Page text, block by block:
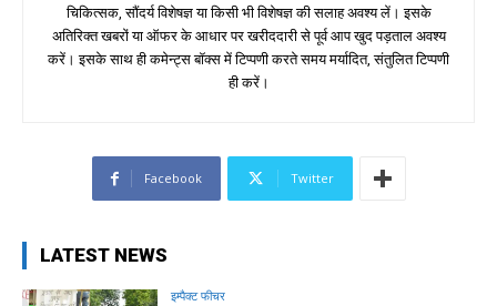
चिकित्सक, सौंदर्य विशेषज्ञ या किसी भी विशेषज्ञ की सलाह अवश्य लें। इसके
अतिरिक्त खबरों या ऑफर के आधार पर खरीददारी से पूर्व आप खुद पड़ताल अवश्य
करें। इसके साथ ही कमेन्ट्स बॉक्स में टिप्पणी करते समय मर्यादित, संतुलित टिप्पणी
ही करें।
Facebook Twitter
LATEST NEWS
इम्पैक्ट फीचर